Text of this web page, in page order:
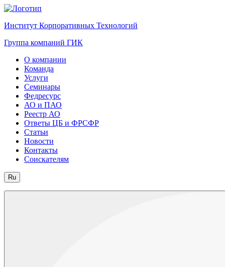
Институт Корпоративных Технологий
Группа компаний ГИК
О компании
Команда
Услуги
Семинары
Федресурс
АО и ПАО
Реестр АО
Ответы ЦБ и ФРСФР
Статьи
Новости
Контакты
Соискателям
Ru